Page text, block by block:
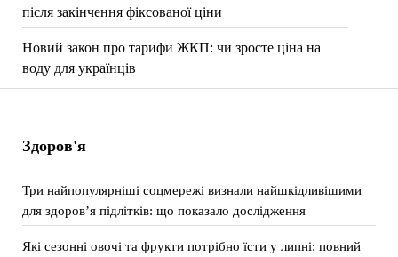
після закінчення фіксованої ціни
Новий закон про тарифи ЖКП: чи зросте ціна на
воду для українців
Здоров'я
Три найпопулярніші соцмережі визнали найшкідливішими
для здоров’я підлітків: що показало дослідження
Які сезонні овочі та фрукти потрібно їсти у липні: повний